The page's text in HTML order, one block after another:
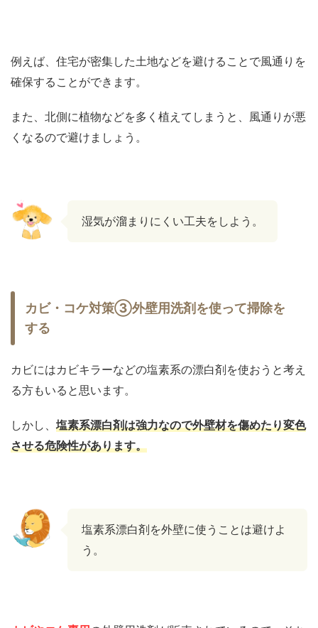
例えば、住宅が密集した土地などを避けることで風通りを
確保することができます。
また、北側に植物などを多く植えてしまうと、風通りが悪
くなるので避けましょう。
湿気が溜まりにくい工夫をしよう。
カビ・コケ対策③外壁用洗剤を使って掃除を
する
カビにはカビキラーなどの塩素系の漂白剤を使おうと考え
る方もいると思います。
しかし、 塩素系漂白剤は強力なので外壁材を傷めたり変色
させる危険性があります。
塩素系漂白剤を外壁に使うことは避けよ
う。